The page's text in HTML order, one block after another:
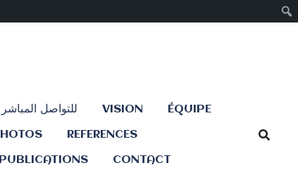
Contactez-nous للتواصل المباشر VISION ÉQUIPE
REFERENCES
CONTACT